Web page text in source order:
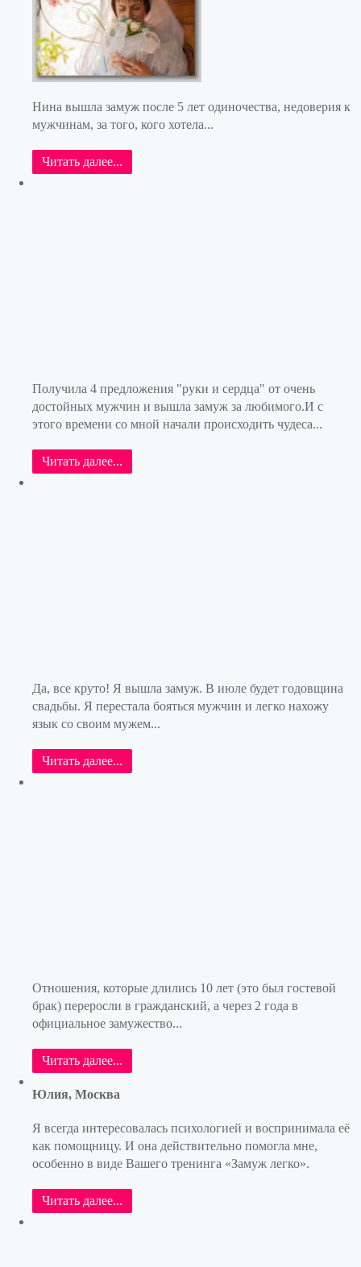
Нина вышла замуж после 5 лет одиночества, недоверия к
мужчинам, за того, кого хотела...
Читать далее...
Получила 4 предложения "руки и сердца" от очень
достойных мужчин и вышла замуж за любимого.И с
этого времени со мной начали происходить чудеса...
Читать далее...
Да, все круто! Я вышла замуж. В июле будет годовщина
свадьбы. Я перестала бояться мужчин и легко нахожу
язык со своим мужем...
Читать далее...
Отношения, которые длились 10 лет (это был гостевой
брак) переросли в гражданский, а через 2 года в
официальное замужество...
Читать далее...
Юлия, Москва
Я всегда интересовалась психологией и воспринимала её
как помощницу. И она действительно помогла мне,
особенно в виде Вашего тренинга «Замуж легко».
Читать далее...